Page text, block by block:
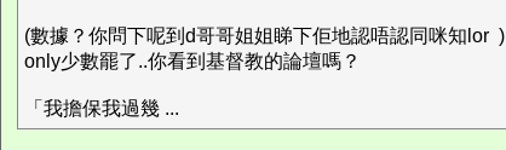
(數據？你問下呢到d哥哥姐姐睇下佢地認唔認同咪知lor )
only少數罷了..你看到基督教的論壇嗎？
「我擔保我過幾 ...